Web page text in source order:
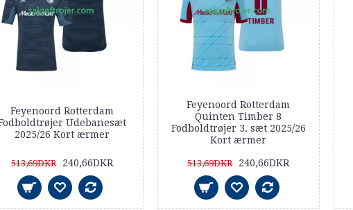
Feyenoord Rotterdam
Udebanesæt
2025/26 Kort ærmer
513,69DKR 240,66DKR
Feyenoord Rotterdam
Quinten Timber 8
Fodboldtrøjer 3. sæt 2025/26
Kort ærmer
513,69DKR 240,66DKR